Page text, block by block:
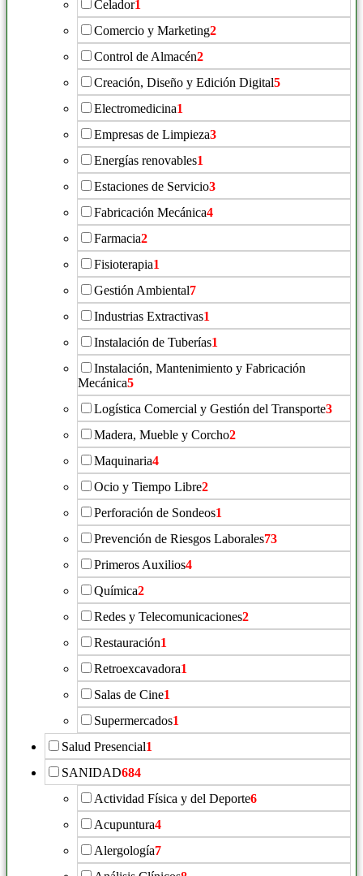
Celador1
Comercio y Marketing2
Control de Almacén2
Creación, Diseño y Edición Digital5
Electromedicina1
Empresas de Limpieza3
Energías renovables1
Estaciones de Servicio3
Fabricación Mecánica4
Farmacia2
Fisioterapia1
Gestión Ambiental7
Industrias Extractivas1
Instalación de Tuberías1
Instalación, Mantenimiento y Fabricación
Mecánica5
Logística Comercial y Gestión del Transporte3
Madera, Mueble y Corcho2
Maquinaria4
Ocio y Tiempo Libre2
Perforación de Sondeos1
Prevención de Riesgos Laborales73
Primeros Auxilios4
Química2
Redes y Telecomunicaciones2
Restauración1
Retroexcavadora1
Salas de Cine1
Supermercados1
Salud Presencial1
SANIDAD684
Actividad Física y del Deporte6
Acupuntura4
Alergología7